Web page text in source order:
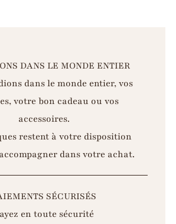
DANS LE MONDE ENTIER
dans le monde entier, vos
votre bon cadeau ou vos
accessoires.
restent à votre disposition
dans votre achat.
SÉCURISÉS
en toute sécurité